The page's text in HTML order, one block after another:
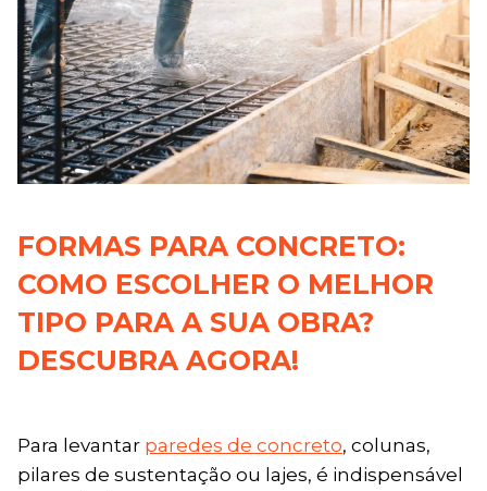
FORMAS PARA CONCRETO:
COMO ESCOLHER O MELHOR
TIPO PARA A SUA OBRA?
DESCUBRA AGORA!
Para levantar paredes de concreto, colunas,
pilares de sustentação ou lajes, é indispensável